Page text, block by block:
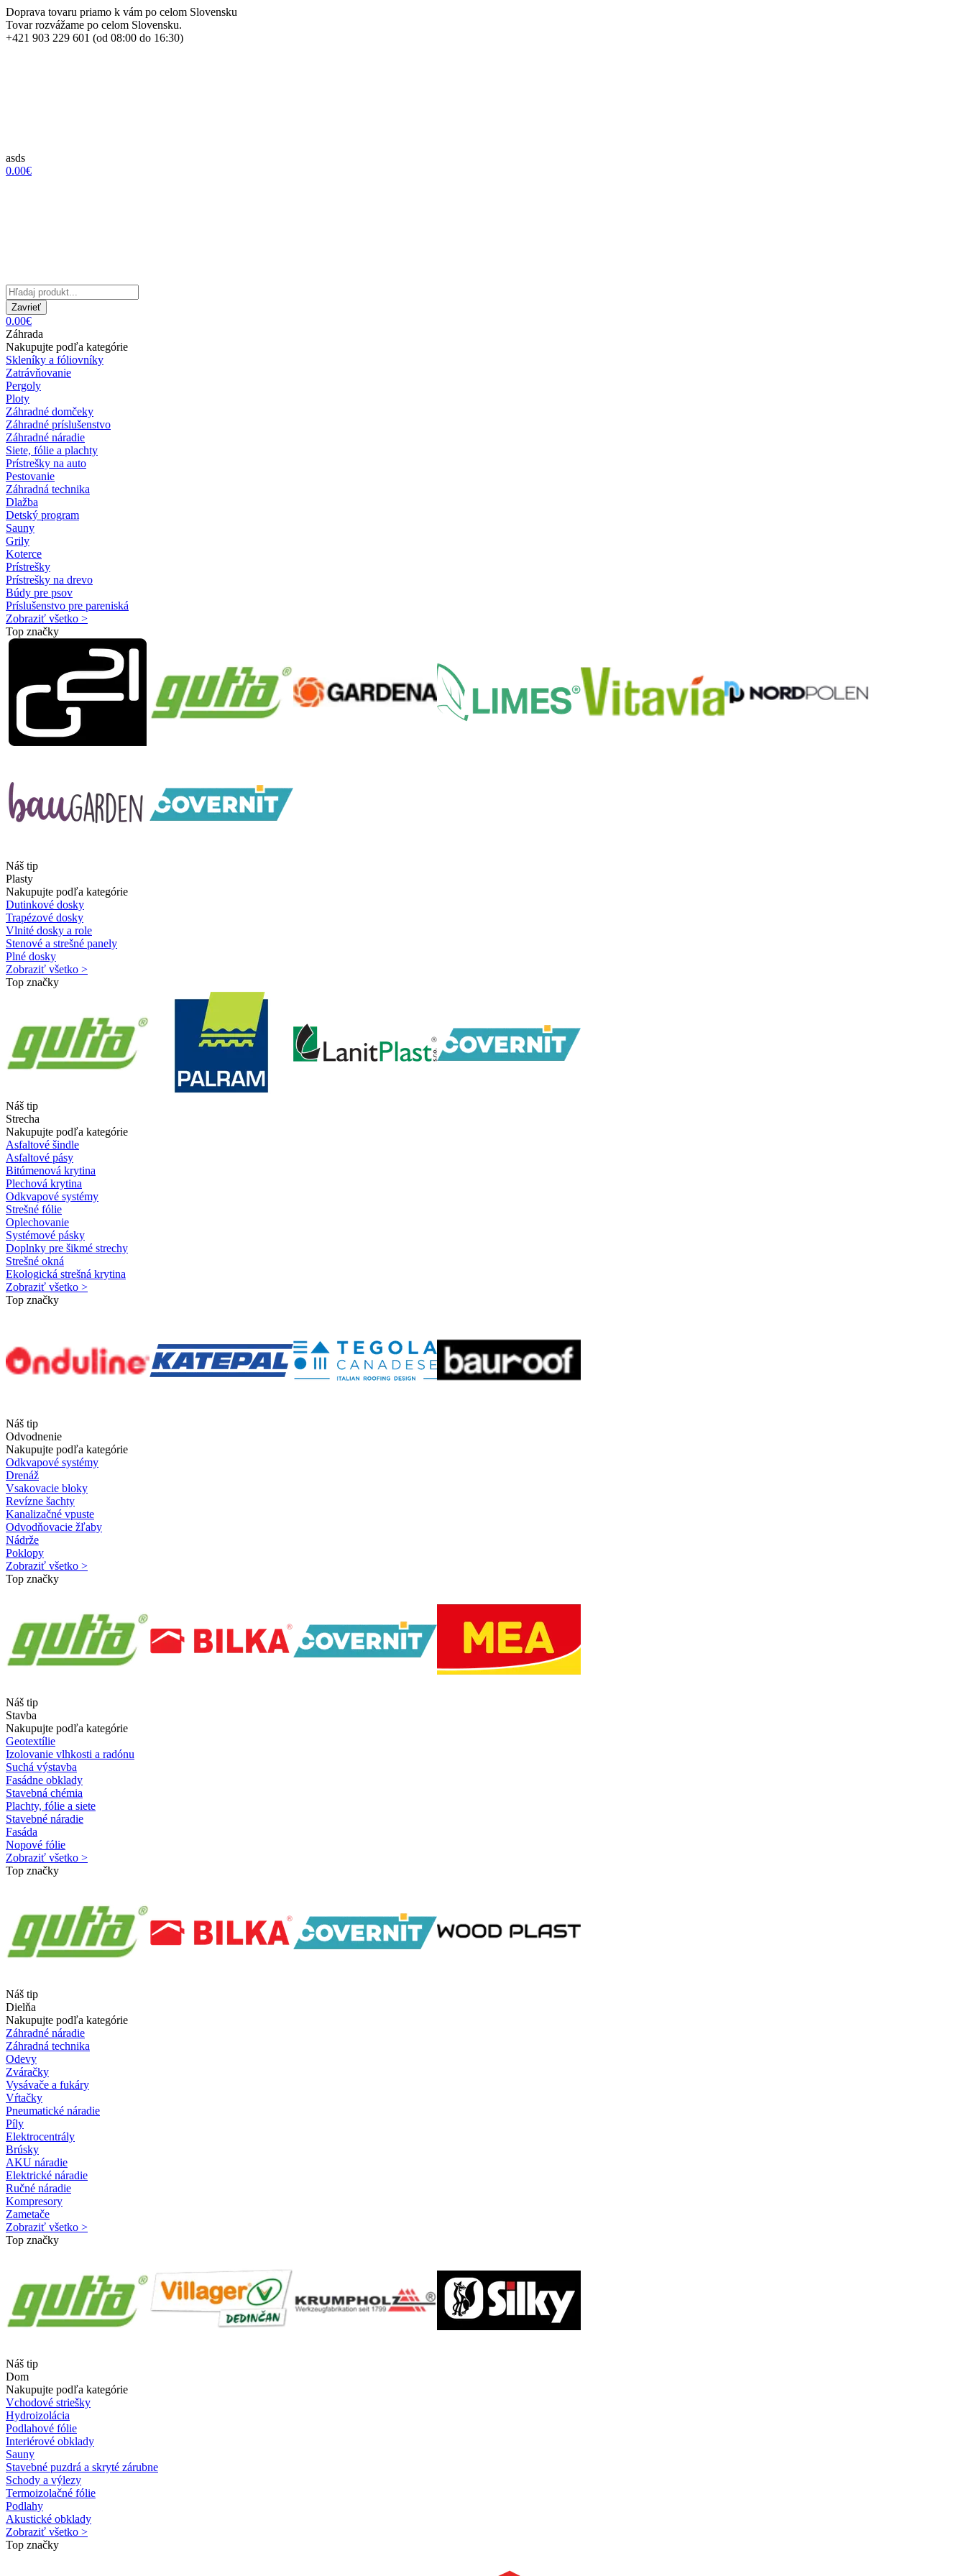
Doprava tovaru priamo k vám po celom Slovensku
Tovar rozvážame po celom Slovensku.
+421 903 229 601 (od 08:00 do 16:30)
asds
0.00€
Zavrieť
0.00€
Záhrada
Nakupujte podľa kategórie
Skleníky a fóliovníky
Zatrávňovanie
Pergoly
Ploty
Záhradné domčeky
Záhradné príslušenstvo
Záhradné náradie
Siete, fólie a plachty
Prístrešky na auto
Pestovanie
Záhradná technika
Dlažba
Detský program
Sauny
Grily
Koterce
Prístrešky
Prístrešky na drevo
Búdy pre psov
Príslušenstvo pre pareniská
Zobraziť všetko >
Top značky
Náš tip
Plasty
Nakupujte podľa kategórie
Dutinkové dosky
Trapézové dosky
Vlnité dosky a role
Stenové a strešné panely
Plné dosky
Zobraziť všetko >
Top značky
Náš tip
Strecha
Nakupujte podľa kategórie
Asfaltové šindle
Asfaltové pásy
Bitúmenová krytina
Plechová krytina
Odkvapové systémy
Strešné fólie
Oplechovanie
Systémové pásky
Doplnky pre šikmé strechy
Strešné okná
Ekologická strešná krytina
Zobraziť všetko >
Top značky
Náš tip
Odvodnenie
Nakupujte podľa kategórie
Odkvapové systémy
Drenáž
Vsakovacie bloky
Revízne šachty
Kanalizačné vpuste
Odvodňovacie žľaby
Nádrže
Poklopy
Zobraziť všetko >
Top značky
Náš tip
Stavba
Nakupujte podľa kategórie
Geotextílie
Izolovanie vlhkosti a radónu
Suchá výstavba
Fasádne obklady
Stavebná chémia
Plachty, fólie a siete
Stavebné náradie
Fasáda
Nopové fólie
Zobraziť všetko >
Top značky
Náš tip
Dielňa
Nakupujte podľa kategórie
Záhradné náradie
Záhradná technika
Odevy
Zváračky
Vysávače a fukáry
Vŕtačky
Pneumatické náradie
Píly
Elektrocentrály
Brúsky
AKU náradie
Elektrické náradie
Ručné náradie
Kompresory
Zametače
Zobraziť všetko >
Top značky
Náš tip
Dom
Nakupujte podľa kategórie
Vchodové striešky
Hydroizolácia
Podlahové fólie
Interiérové obklady
Sauny
Stavebné puzdrá a skryté zárubne
Schody a výlezy
Termoizolačné fólie
Podlahy
Akustické obklady
Zobraziť všetko >
Top značky